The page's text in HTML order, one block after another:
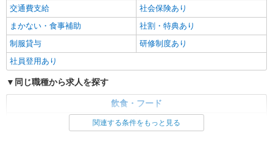
交通費支給
社会保険あり
まかない・食事補助
社割・特典あり
制服貸与
研修制度あり
社員登用あり
同じ職種から求人を探す
飲食・フード
ファストフード・デリ
調理・調理補助・調理師
関連する条件をもっと見る